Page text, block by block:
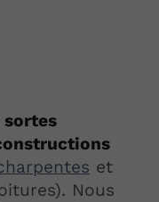
sortes
et
Nous